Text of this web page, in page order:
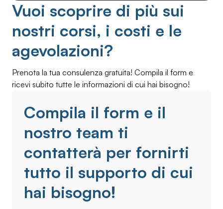
Vuoi scoprire di più sui
nostri corsi, i costi e le
agevolazioni?
Prenota la tua consulenza gratuita! Compila il form e
ricevi subito tutte le informazioni di cui hai bisogno!
Compila il form e il
nostro team ti
contatterà per fornirti
tutto il supporto di cui
hai bisogno!